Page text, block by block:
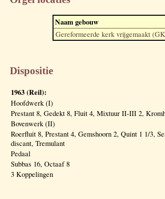
Naam gebouw
Gereformeerde kerk vrijgemaakt
Dispositie
1963 (Reil):
Hoofdwerk (I)
Prestant 8, Gedekt 8, Fluit 4, Mixtuur II-III 2,
Bovenwerk (II)
Roerfluit 8, Prestant 4, Gemshoorn 2, Quint 1 1/3,
discant, Tremulant
Pedaal
Subbas 16, Octaaf 8
3 Koppelingen